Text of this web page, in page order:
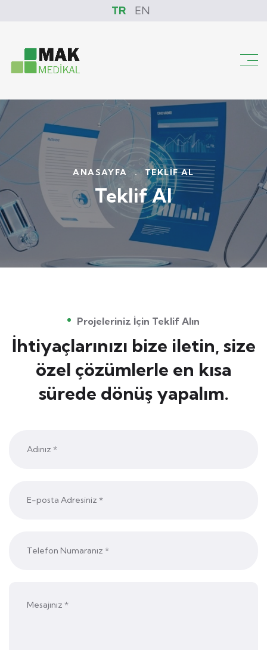
TR EN
ANASAYFA . TEKLIF AL
Teklif Al
Projeleriniz İçin Teklif Alın
İhtiyaçlarınızı bize iletin, size
özel çözümlerle en kısa
sürede dönüş yapalım.